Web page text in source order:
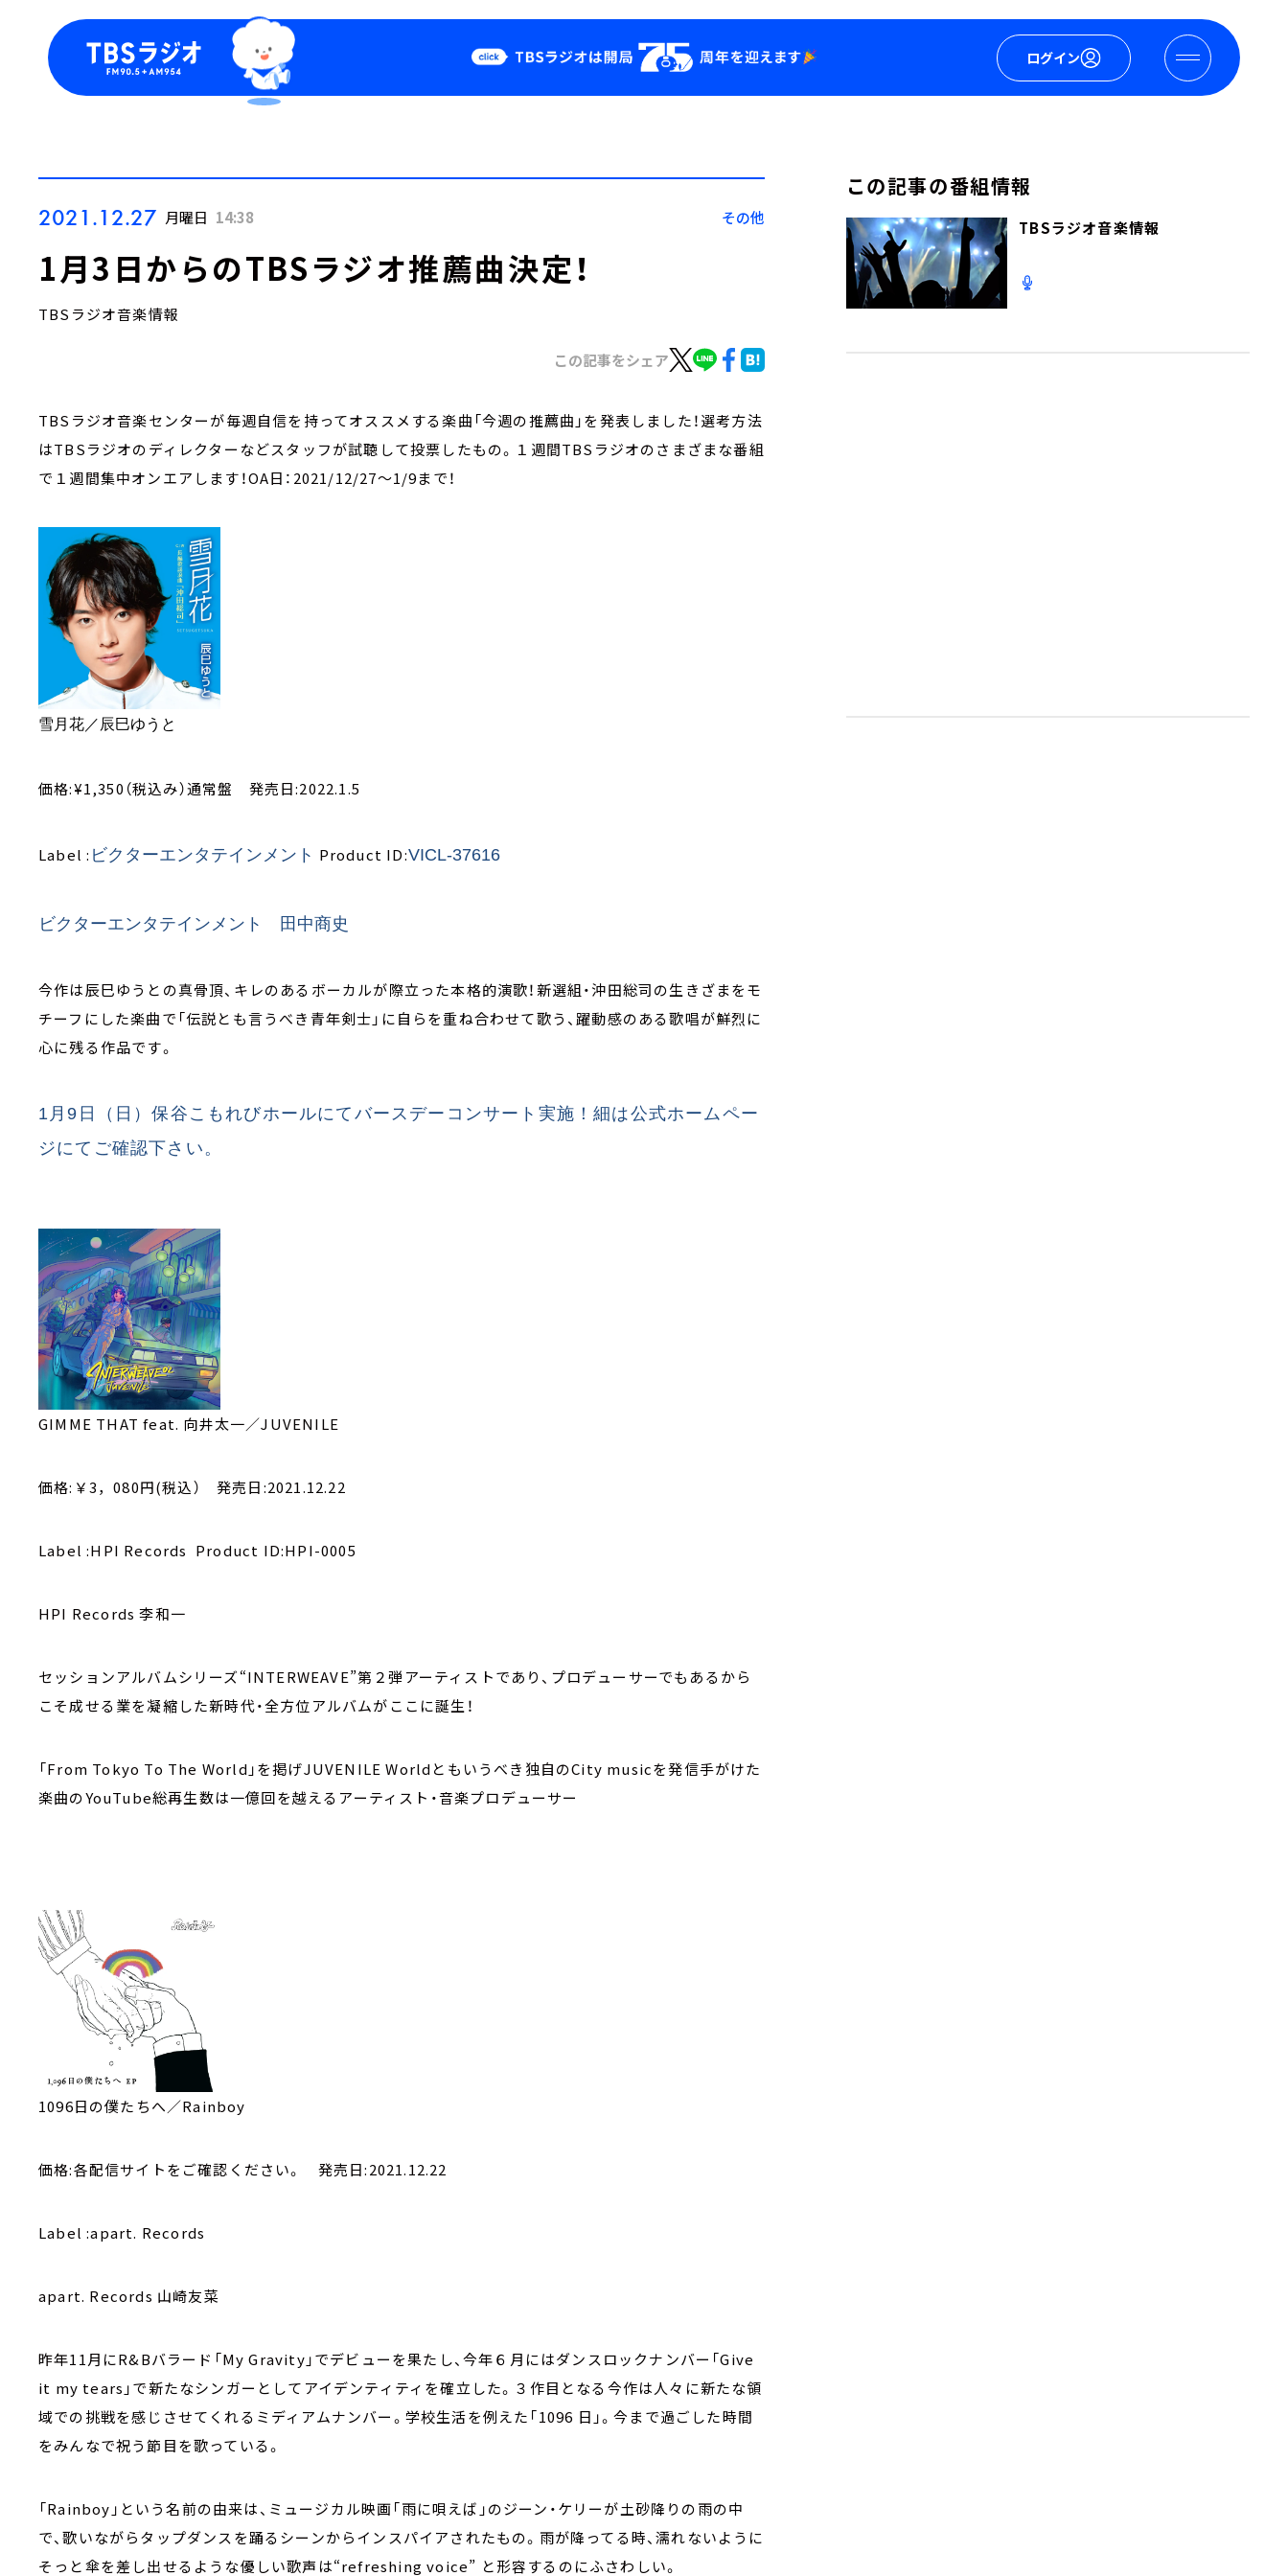
ログイン
Podcast
YouTube
2021.12.27 月曜日 14:38 その他
1月3日からのTBSラジオ推薦曲決定！
TBSラジオ音楽情報
この記事をシェア
TBSラジオ音楽センターが毎週自信を持ってオススメする楽曲「今週の推薦曲」を発表しました！選考方法
はTBSラジオのディレクターなどスタッフが試聴して投票したもの。１週間TBSラジオのさまざまな番組
で１週間集中オンエアします！OA日：2021/12/27～1/9まで！​
雪月花／辰巳ゆうと
価格:¥1,350（税込み）通常盤 発売日:2022.1.5
Label : ビクターエンタテインメント Product ID:VICL-37616
ビクターエンタテインメント 田中商史
今作は辰巳ゆうとの真骨頂、キレのあるボーカルが際立った本格的演歌！新選組・沖田総司の生きざまをモ
チーフにした楽曲で「伝説とも言うべき青年剣士」に自らを重ね合わせて歌う、躍動感のある歌唱が鮮烈に
心に残る作品です。
1 月9 日（日）保谷こもれびホールにてバースデーコンサート実施！細は公式ホームペー
ジにてご確認下さい。
GIMME THAT feat. 向井太一／JUVENILE
価格:￥3，080円(税込） 発売日:2021.12.22
Label :HPI Records Product ID:HPI-0005
HPI Records 李和一
セッションアルバムシリーズ“INTERWEAVE”第２弾アーティストであり、プロデューサーでもあるから
こそ成せる業を凝縮した新時代・全方位アルバムがここに誕生！
「From Tokyo To The World」を掲げJUVENILE Worldともいうべき独自のCity musicを発信手がけた
楽曲のYouTube総再生数は一億回を越えるアーティスト・音楽プロデューサー
1096日の僕たちへ／Rainboy
価格:各配信サイトをご確認ください。 発売日:2021.12.22
Label :apart. Records
apart. Records 山崎友菜
昨年11月にR&Bバラード「My Gravity」でデビューを果たし、今年６月にはダンスロックナンバー「Give
it my tears」で新たなシンガーとしてアイデンティティを確立した。３作目となる今作は人々に新たな領
域での挑戦を感じさせてくれるミディアムナンバー。学校生活を例えた「1096 日」。今まで過ごした時間
をみんなで祝う節目を歌っている。
「Rainboy」という名前の由来は、ミュージカル映画「雨に唄えば」のジーン・ケリーが土砂降りの雨の中
で、歌いながらタップダンスを踊るシーンからインスパイアされたもの。雨が降ってる時、濡れないように
そっと傘を差し出せるような優しい歌声は“refreshing voice” と形容するのにふさわしい。
この記事の番組情報
TBSラジオ音楽情報